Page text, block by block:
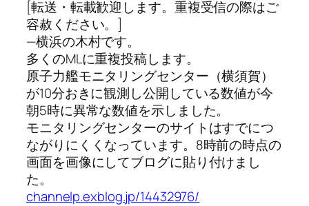
[転送・転載歓迎します。重複受信の際はご
容赦ください。]
—横浜の木村です。
多くのMLに重複投稿します。
原子力艦モニタリングセンター（横須賀）
が10分おきに観測し公開している数値が今
朝5時に異常な数値を示しました。
モニタリングセンターのサイトはすでにつ
ながりにくくなっています。8時前の時点の
画面を画像にしてブログに貼り付けまし
た。
channelp.exblog.jp/14432976/